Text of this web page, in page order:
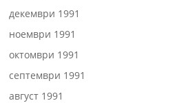
декември 1991
ноември 1991
октомври 1991
септември 1991
август 1991